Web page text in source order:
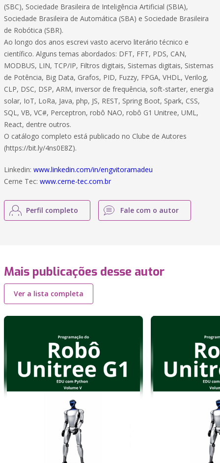
(SBC), Sociedade Brasileira de Inteligência Artificial (SBIA),
Sociedade Brasileira de Automática (SBA) e Sociedade Brasileira
de Robótica (SBR).
Ao longo dos anos escrevi vasto acervo literário técnico e
científico. Alguns temas abordados: DFT, FFT, PDS, CAN,
MODBUS, LIN, TCP/IP, Filtros digitais, Sistemas digitais, Sistemas
de Potência, Big Data, Grafos, PID, Fuzzy, FPGA, VHDL, Verilog,
CLP, DSC, DSP, ARM, inversor de frequência, soft-starter, energia
solar, IoT, LoRa, Java, php, JS, REST, Spring Boot, Spark, CSS,
SQL, VB, VC#, Perceptron, robô NAO, robô G1 Unitree, UML,
React, dentre outros.
O catálogo completo está publicado no Clube de Autores
(https://bit.ly/4ns0E8Z).
Linkedin: www.linkedin.com/in/engvitoramadeu
Cerne Tec: www.cerne-tec.com.br
Perfil completo Fale com o autor
Mais publicações desse autor
Ver a lista completa